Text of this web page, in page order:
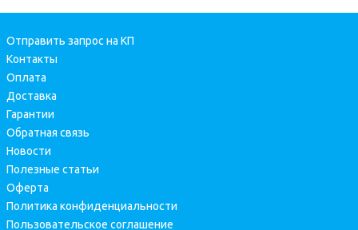
Отправить запрос на КП
Контакты
Оплата
Доставка
Гарантии
Обратная связь
Новости
Полезные статьи
Оферта
Политика конфиденциальности
Пользовательское соглашение